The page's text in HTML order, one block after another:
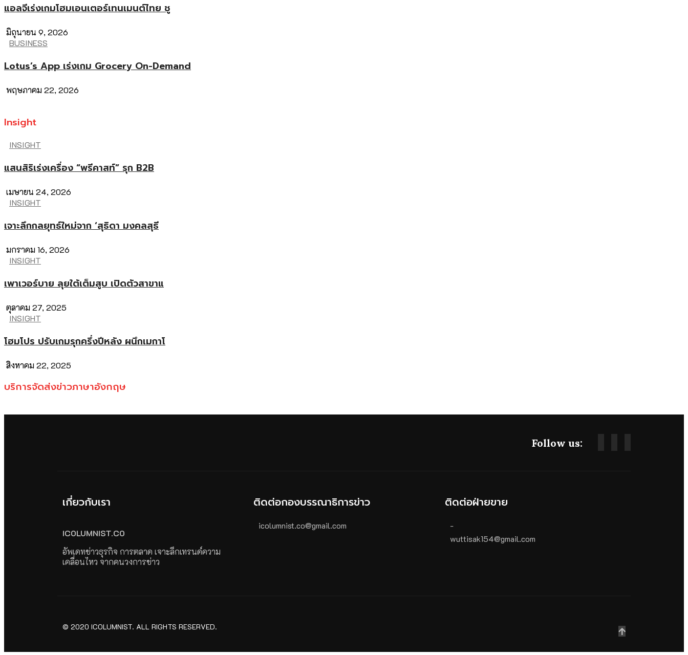
แอลจีเร่งเกมโฮมเอนเตอร์เทนเมนต์ไทย ชู
มิถุนายน 9, 2026
BUSINESS
Lotus’s App เร่งเกม Grocery On-Demand
พฤษภาคม 22, 2026
Insight
INSIGHT
แสนสิริเร่งเครื่อง “พรีคาสท์” รุก B2B
เมษายน 24, 2026
INSIGHT
เจาะลึกกลยุทธ์ใหม่จาก ‘สุธิดา มงคลสุธี
มกราคม 16, 2026
INSIGHT
เพาเวอร์บาย ลุยใต้เต็มสูบ เปิดตัวสาขาแ
ตุลาคม 27, 2025
INSIGHT
โฮมโปร ปรับเกมรุกครึ่งปีหลัง ผนึกเมกาโ
สิงหาคม 22, 2025
บริการจัดส่งข่าวภาษาอังกฤษ
Follow us:
เกี่ยวกับเรา
ICOLUMNIST.CO
อัพเดทข่าวธุรกิจ การตลาด เจาะลึกเทรนด์ความ
เคลื่อนไหว จากคนวงการข่าว
ติดต่อกองบรรณาธิการข่าว
icolumnist.co@gmail.com
ติดต่อฝ่ายขาย
-
wuttisak154@gmail.com
© 2020 ICOLUMNIST. ALL RIGHTS RESERVED.